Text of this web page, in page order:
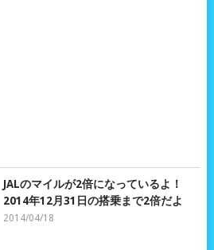
JALのマイルが2倍になっているよ！
2014年12月31日の搭乗まで2倍だよ
2014/04/18